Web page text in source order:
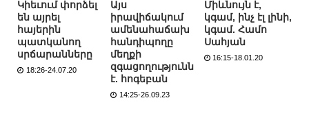
Կիեւում փորձել
են այրել
հայերին
պատկանող
սրճարանները
18:26-24.07.20
Այս
իրավիճակում
ամենահաճախ
հանդիպողը
մեղքի
զգացողությունն
է. հոգեբան
14:25-26.09.23
Միևնույն է,
կգամ, ինչ էլ լինի,
կգամ. Համո
Սահյան
16:15-18.01.20